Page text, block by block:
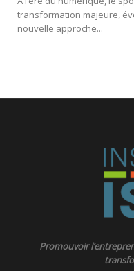
transformation majeure,
nouvelle approche...
Promouvoir